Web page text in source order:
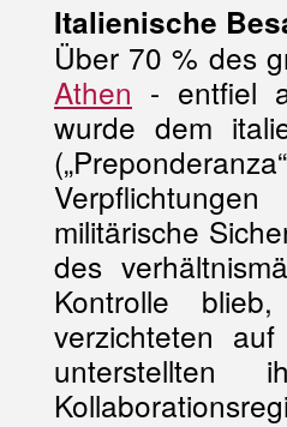
Italienische
Über 70 % des
Athen - entfiel
wurde dem
militärische
des
Kontrolle
verzichteten
unterstellten